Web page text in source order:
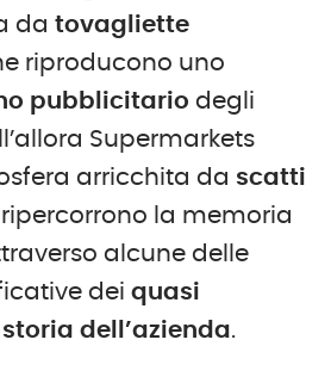
da tovagliette
riproducono uno
pubblicitario degli
Supermarkets
arricchita da scatti
la memoria
alcune delle
dei quasi
dell’azienda.